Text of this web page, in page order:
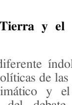
y el
de
y